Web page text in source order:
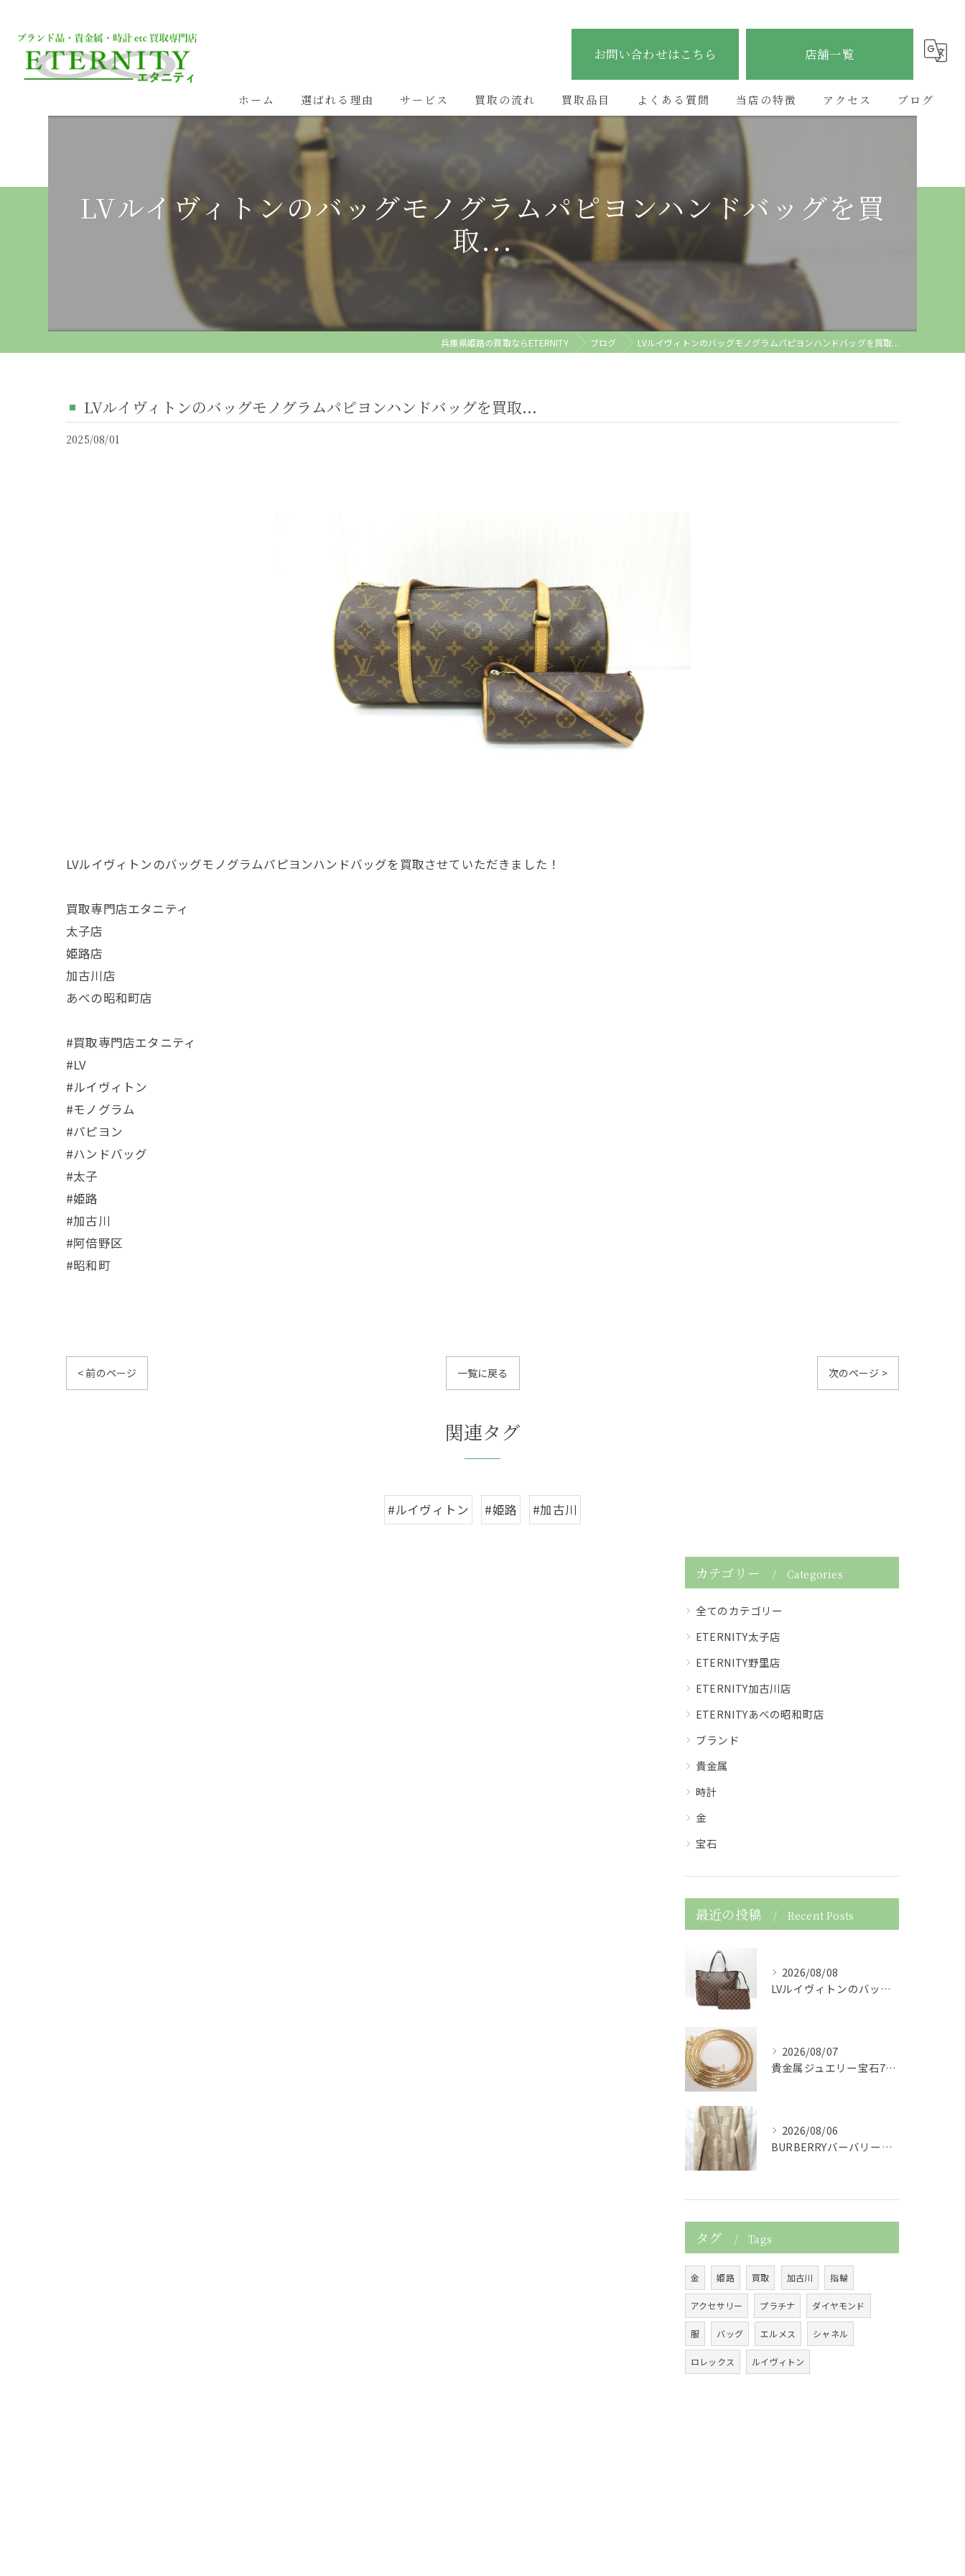
お問い合わせはこちら 店舗一覧
ホーム 選ばれる理由 サービス 買取の流れ 買取品目 よくある質問 当店の特徴
ブランド
時計
アクセス
ETERNITY加古川店
ブログ
LVルイヴィトンのバッグモノグラムパピヨンハンドバッグを買
取...
兵庫県姫路の買取ならETERNITY ブログ LVルイヴィトンのバッグモノグラムパピヨンハンドバッグを買取...
LVルイヴィトンのバッグモノグラムパピヨンハンドバッグを買取...
2025/08/01
LVルイヴィトンのバッグモノグラムパピヨンハンドバッグを買取させていただきました！
買取専門店エタニティ
太子店
姫路店
加古川店
あべの昭和町店
#買取専門店エタニティ
#LV
#ルイヴィトン
#モノグラム
#パピヨン
#ハンドバッグ
#太子
#姫路
#加古川
#阿倍野区
#昭和町
< 前のページ 一覧に戻る 次のページ >
関連タグ
#ルイヴィトン #姫路 #加古川
カテゴリー Categories
全てのカテゴリー
ETERNITY太子店
ETERNITY野里店
ETERNITY加古川店
ETERNITYあべの昭和町店
ブランド
貴金属
時計
金
宝石
最近の投稿 Recent Posts
2026/08/08
LVルイヴィトンのバッグダミエネヴァーフルショルダーバッグト...
2026/08/07
貴金属ジュエリー宝石750K18金製の喜平ネックレスを買取さ...
2026/08/06
BURBERRYバーバリーの服アパレルTBニットカーディガン...
タグ Tags
金 姫路 買取 加古川 指輪
アクセサリー プラチナ ダイヤモンド
服 バッグ エルメス シャネル
ロレックス ルイヴィトン